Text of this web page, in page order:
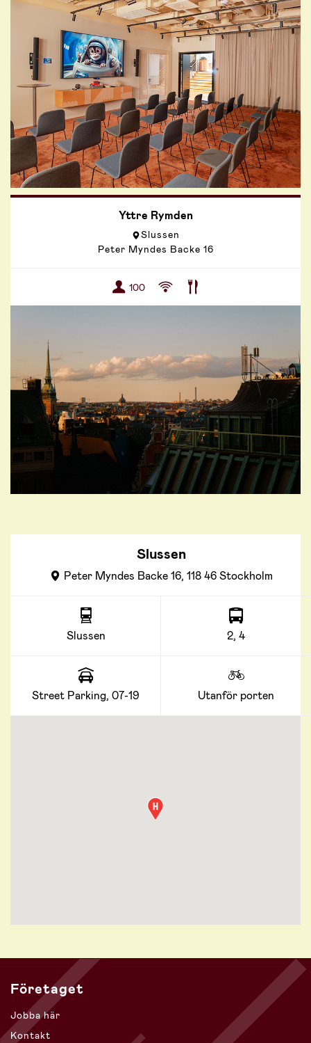
Yttre Rymden
Slussen
Peter Myndes Backe 16
100
Slussen
Peter Myndes Backe 16, 118 46 Stockholm
Slussen 2, 4
Street Parking, 07-19 Utanför porten
Företaget
Jobba här
Kontakt